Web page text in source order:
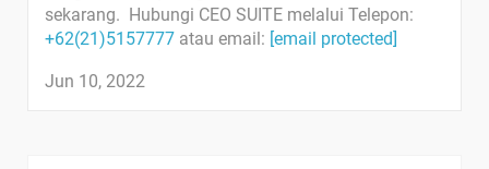
sekarang. Hubungi CEO SUITE melalui Telepon:
+62(21)5157777 atau email: [email protected]
Jun 10, 2022